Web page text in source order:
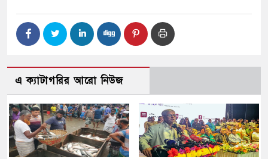
এ ক্যাটাগরির আরো নিউজ